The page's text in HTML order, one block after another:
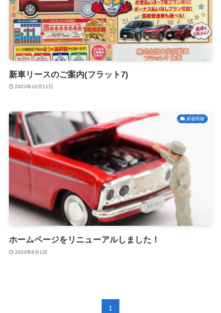
新車リースのご案内(フラット7)
2023年10月11日
新着情報
ホームページをリニューアルしました！
2023年8月1日
1